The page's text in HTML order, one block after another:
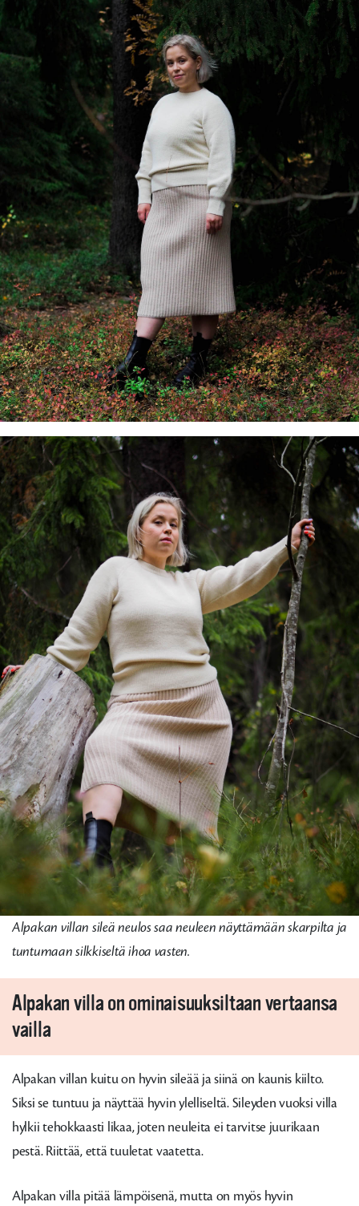
Alpakan villan sileä neulos saa neuleen näyttämään skarpilta ja
tuntumaan silkkiseltä ihoa vasten.
Alpakan villa on ominaisuuksiltaan vertaansa
vailla
Alpakan villan kuitu on hyvin sileää ja siinä on kaunis kiilto.
Siksi se tuntuu ja näyttää hyvin ylelliseltä. Sileyden vuoksi villa
hylkii tehokkaasti likaa, joten neuleita ei tarvitse juurikaan
pestä. Riittää, että tuuletat vaatetta.
Alpakan villa pitää lämpöisenä, mutta on myös hyvin